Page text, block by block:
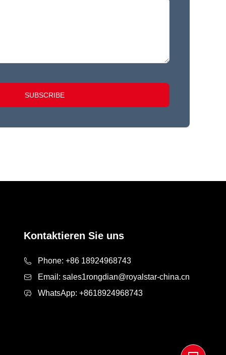
SUBSCRIBE
Kontaktieren Sie uns
Phone: +86 18924968743
Email: sales1rongdian@royalstar-china.cn
WhatsApp: +8618924968743